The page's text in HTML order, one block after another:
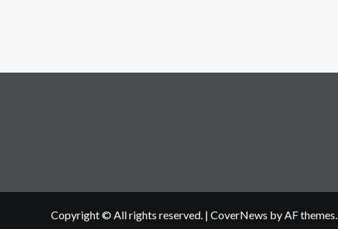
Copyright © All rights reserved. | CoverNews by AF themes.